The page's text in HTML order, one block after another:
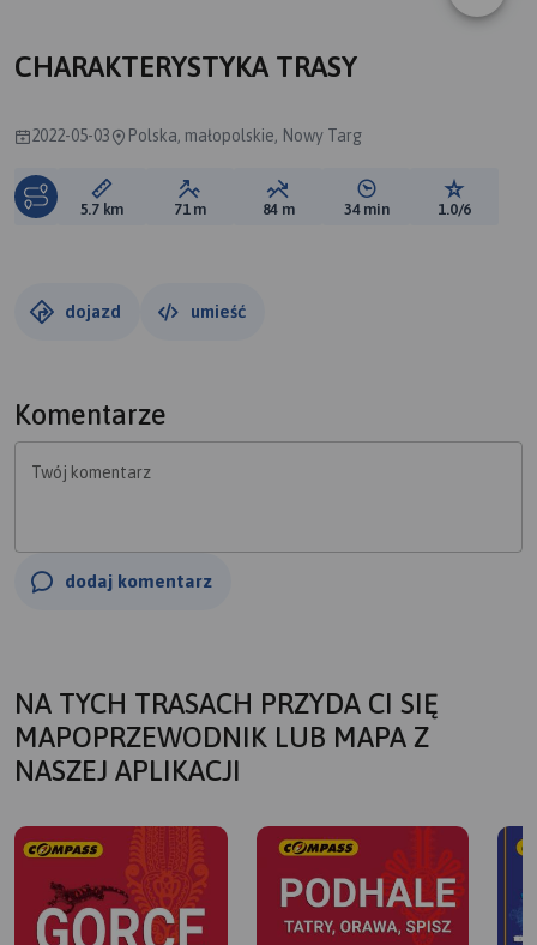
CHARAKTERYSTYKA TRASY
2022-05-03 Polska, małopolskie, Nowy Targ
Długość trasy:
5.7 km Suma przewyższeń:
71 m Suma spadków:
84 m Średni czas potrzebny
34 min Ocena
1.0/6
dojazd umieść
Komentarze
Twój komentarz
dodaj komentarz
NA TYCH TRASACH PRZYDA CI SIĘ
MAPOPRZEWODNIK LUB MAPA Z
NASZEJ APLIKACJI